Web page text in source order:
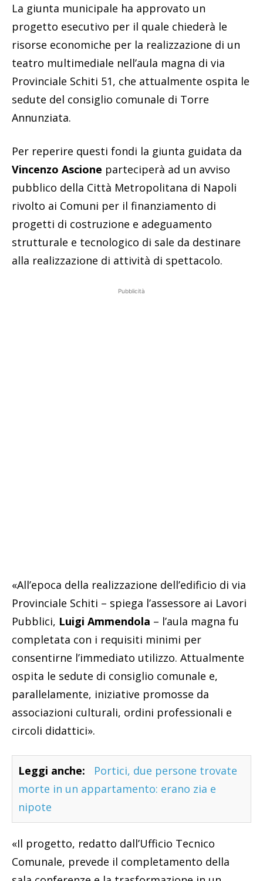
La giunta municipale ha approvato un
progetto esecutivo per il quale chiederà le
risorse economiche per la realizzazione di un
teatro multimediale nell’aula magna di via
Provinciale Schiti 51, che attualmente ospita le
sedute del consiglio comunale di Torre
Annunziata.
Per reperire questi fondi la giunta guidata da
Vincenzo Ascione parteciperà ad un avviso
pubblico della Città Metropolitana di Napoli
rivolto ai Comuni per il finanziamento di
progetti di costruzione e adeguamento
strutturale e tecnologico di sale da destinare
alla realizzazione di attività di spettacolo.
Pubblicità
«All’epoca della realizzazione dell’edificio di via
Provinciale Schiti – spiega l’assessore ai Lavori
Pubblici, Luigi Ammendola – l’aula magna fu
completata con i requisiti minimi per
consentirne l’immediato utilizzo. Attualmente
ospita le sedute di consiglio comunale e,
parallelamente, iniziative promosse da
associazioni culturali, ordini professionali e
circoli didattici».
Leggi anche:
Portici, due persone trovate
morte in un appartamento: erano zia e
nipote
«Il progetto, redatto dall’Ufficio Tecnico
Comunale, prevede il completamento della